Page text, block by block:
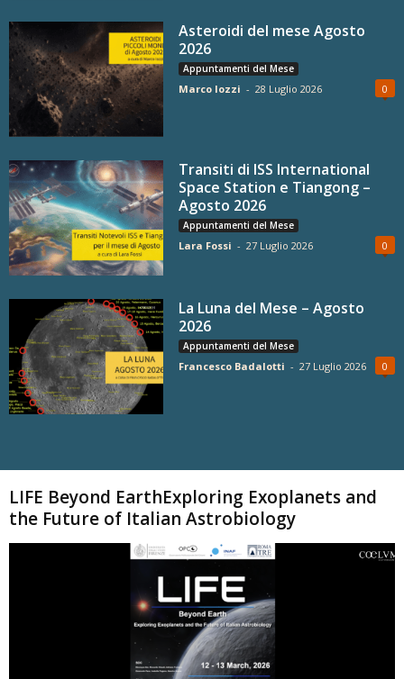
Asteroidi del mese Agosto
2026
Appuntamenti del Mese
Marco Iozzi - 28 Luglio 2026 0
Transiti di ISS International
Space Station e Tiangong –
Agosto 2026
Appuntamenti del Mese
Lara Fossi - 27 Luglio 2026 0
La Luna del Mese – Agosto
2026
Appuntamenti del Mese
Francesco Badalotti - 27 Luglio 2026 0
LIFE Beyond EarthExploring Exoplanets and
the Future of Italian Astrobiology